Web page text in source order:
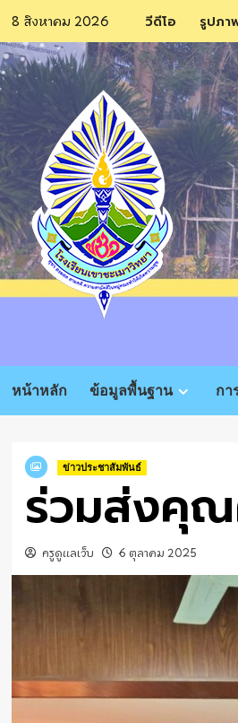
Skip
to
content
8 สิงหาคม 2026 วีดีโอ รูปภา
หน้าหลัก ข้อมูลพื้นฐาน กา
ข่าวประชาสัมพันธ์
ร่วมส่งคุ
ครูดูแลเว็บ 6 ตุลาคม 2025